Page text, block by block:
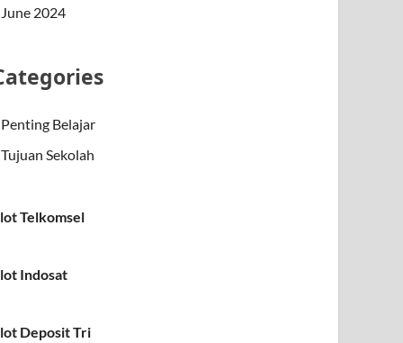
June 2024
Penting Belajar
Tujuan Sekolah
Telkomsel
Indosat
Deposit Tri